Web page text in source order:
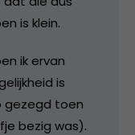
is klein.
ik ervan
is
gezegd toen
bezig was).